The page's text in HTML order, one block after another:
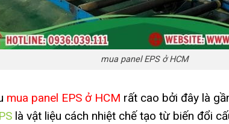
mua panel EPS ở HCM
mua panel EPS ở HCM rất cao bởi đây là
là vật liệu cách nhiệt chế tạo từ biến đổi